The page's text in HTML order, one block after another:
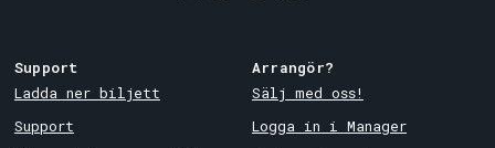
Support
Ladda ner biljett
Support
Arrangör?
Sälj med oss!
Logga in i Manager